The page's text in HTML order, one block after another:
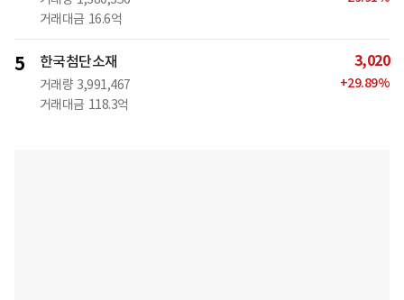
거래대금 16.6억
5 한국첨단소재
거래량 3,991,467
거래대금 118.3억
3,020
+29.89%